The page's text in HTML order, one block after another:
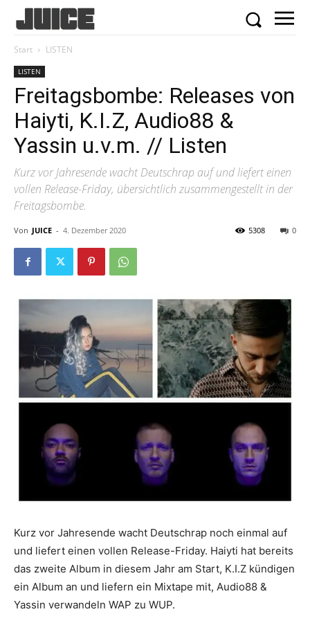
Start LISTEN
LISTEN
Freitagsbombe: Releases von
Haiyti, K.I.Z, Audio88 &
Yassin u.v.m. // Listen
Kurz vor Jahresende wacht Deutschrap auf und liefert einen
vollen Release-Friday, übersichtlich zusammengestellt in der
Freitagsbombe.
Von JUICE - 4. Dezember 2020 0
5308
Kurz vor Jahresende wacht Deutschrap noch einmal auf
und liefert einen vollen Release-Friday. Haiyti hat bereits
das zweite Album in diesem Jahr am Start, K.I.Z kündigen
ein Album an und liefern ein Mixtape mit, Audio88 &
Yassin verwandeln WAP zu WUP.